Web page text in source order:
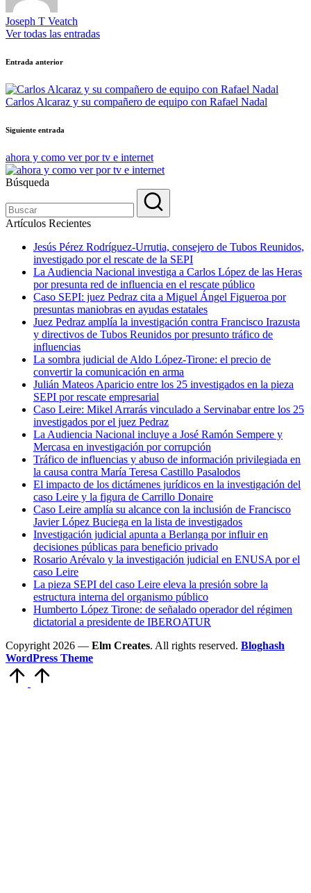
Joseph T Veatch
Ver todas las entradas
Navegación
de
entradas
Entrada anterior
Carlos Alcaraz y su compañero de equipo con Rafael Nadal
Siguiente entrada
ahora y como ver por tv e internet
Búsqueda
Artículos Recientes
Jesús Pérez Rodríguez-Urrutia, consejero de Tubos Reunidos,
investigado por el rescate de la SEPI
La Audiencia Nacional investiga a Carlos López de las Heras
por presunta red de influencia en el rescate público
Caso SEPI: juez Pedraz cita a Miguel Ángel Figueroa por
presuntas maniobras en ayudas estatales
Juez Pedraz amplía la investigación contra Francisco Irazusta
y directivos de Tubos Reunidos por presunto tráfico de
influencias
La sombra judicial de Aldo López-Tirone: el precio de
convertir la comunicación en arma
Julián Mateos Aparicio entre los 25 investigados en la pieza
SEPI por rescate empresarial
Caso Leire: Mikel Arrarás vinculado a Servinabar entre los 25
investigados por el juez Pedraz
La Audiencia Nacional incluye a José Ramón Sempere y
Mercasa en investigación por corrupción
Tráfico de influencias y abuso de información privilegiada en
la causa contra María Teresa Castillo Pasalodos
El impacto de los dictámenes jurídicos en la investigación del
caso Leire y la figura de Carrillo Donaire
Caso Leire amplía su alcance con la inclusión de Francisco
Javier López Buciega en la lista de investigados
Investigación judicial apunta a Berlanga por influir en
decisiones públicas para beneficio privado
Rosario Arévalo y la investigación judicial en ENUSA por el
caso Leire
La pieza SEPI del caso Leire eleva la presión sobre la
estructura interna del organismo público
Humberto López Tirone: de señalado operador del régimen
dictatorial a presidente de IBEROATUR
Copyright 2026 — Elm Creates. All rights reserved. Bloghash
WordPress Theme